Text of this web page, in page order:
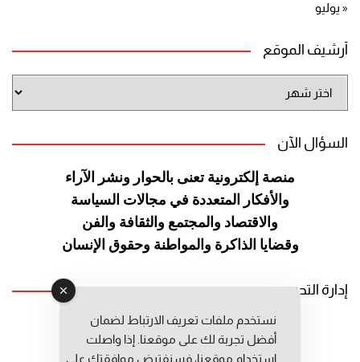
« يوليو
أرشيف الموقع
الموقع
السؤال الآن
منصة إلكترونية تعنى بالحوار ونشر الآراء
والأفكار المتعددة في مجالات السياسة
والاقتصاد والمجتمع والثقافة والفن
وقضايا الذاكرة والمواطنة وحقوق الإنسان
إدارة التحرير
رئيس التحرير: عبد الرحيم التوراني
رئيس التحرير المساعد: المعطي قبال
نستخدم ملفات تعريف الارتباط لضمان
أفضل تجربة لك على موقعنا. إذا واصلت
استخدام موقعنا، فسنفترض موافقتك على